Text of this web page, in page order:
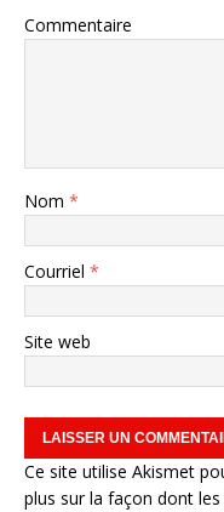
Commentaire
Nom *
Courriel *
Site web
Ce site utilise Akismet
plus sur la façon dont